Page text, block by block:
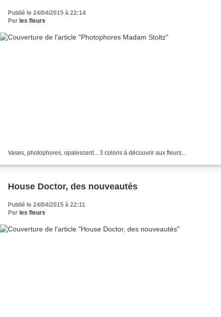
Publié le 24/04/2015 à 22:14
Par les fleurs
Vases, photophores, opalescent... 3 coloris à découvrir aux fleurs...
House Doctor, des nouveautés
Publié le 24/04/2015 à 22:11
Par les fleurs